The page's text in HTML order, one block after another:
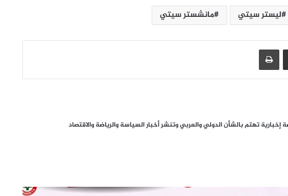
ليستر سيتي مانشستر سيتي
مشاركة عبر البريد طباعة
تهتم بالشأن الدولي والعربي وتنشر أخبار السياسة والرياضة والاقتصاد
من صفقة الحقوق إلى أزمة قيادة.. هل
الدين في الصراع بينهما؟
من يملك كأس العالم؟ كيف أسقطت ثورة
الاتحادات خطة إنفانتينو لخصخصة قلب
وأوكرانيا تتصدر المشهد